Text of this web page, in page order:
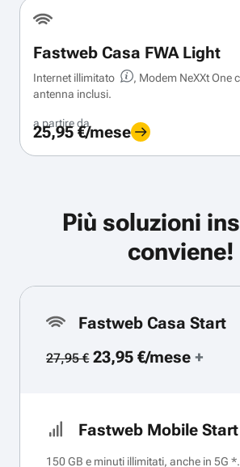
Fastweb Casa FWA Light
Internet illimitato
, Modem NeXXt One
antenna inclusi.
a partire da
25,95 €/mese
Più soluzioni
conviene!
Fastweb Casa Start
27,95 €23,95 €/mese+
Fastweb Mobile Start
150 GB e minuti illimitati, anche in 5G *.